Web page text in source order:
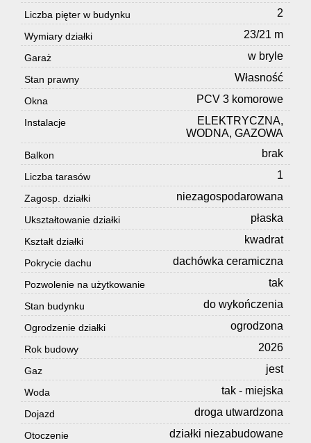
Liczba pięter w budynku
2
Wymiary działki 23/21 m
Garaż w bryle
Stan prawny Własność
Okna PCV 3 komorowe
Instalacje
ELEKTRYCZNA,
WODNA, GAZOWA
Balkon brak
Liczba tarasów 1
Zagosp. działki niezagospodarowana
Ukształtowanie działki płaska
Kształt działki kwadrat
Pokrycie dachu dachówka ceramiczna
Pozwolenie na użytkowanie tak
Stan budynku do wykończenia
Ogrodzenie działki ogrodzona
Rok budowy 2026
Gaz jest
Woda tak - miejska
Dojazd droga utwardzona
Otoczenie działki niezabudowane